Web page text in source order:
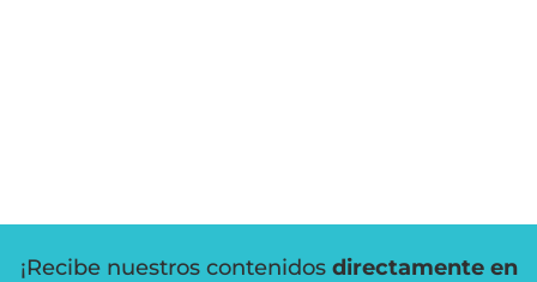
¡Recibe nuestros contenidos directamente en